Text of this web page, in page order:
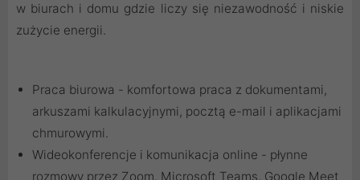
w biurach i domu gdzie liczy się niezawodność i niskie
zużycie energii.
Praca biurowa - komfortowa praca z dokumentami,
arkuszami kalkulacyjnymi, pocztą e-mail i aplikacjami
chmurowymi.
Wideokonferencje i komunikacja online - płynne
rozmowy przez Zoom, Microsoft Teams, Google Meet